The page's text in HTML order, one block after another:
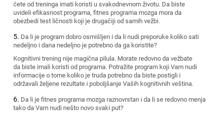
ćete od treninga imati koristi u svakodnevnom životu. Da biste
uvideli efikasnost programa, fitnes programa mozga mora da
obezbedi test ličnosti koji je drugačiji od samih vežbi.
Da li je program dobro osmišljen i da li nudi preporuke koliko sati
nedeljno i dana nedeljno je potrebno da ga koristite?
Kognitivni trening nije magična pilula. Morate redovno da vežbate
da biste imali koristi od programa. Potražite program koji Vam nudi
informacije o tome koliko je truda potrebno da biste postigli i
održavali željene rezultate i poboljšanje Vaših kognitivnih veština.
Da li je fitnes programa mozga raznovrstan i da li se redovno menja
tako da Vam nudi nešto novo svaki put?